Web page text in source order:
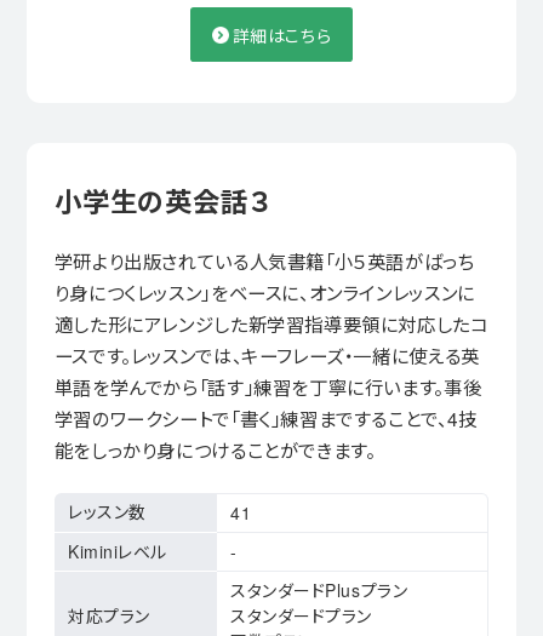
詳細はこちら
小学生の英会話３
学研より出版されている人気書籍「小５英語がばっち
り身につくレッスン」をベースに、オンラインレッスンに
適した形にアレンジした新学習指導要領に対応したコ
ースです。レッスンでは、キーフレーズ・一緒に使える英
単語を学んでから「話す」練習を丁寧に行います。事後
学習のワークシートで「書く」練習まですることで、4技
能をしっかり身につけることができます。
レッスン数
41
Kiminiレベル
-
対応プラン
スタンダードPlusプラン
スタンダードプラン